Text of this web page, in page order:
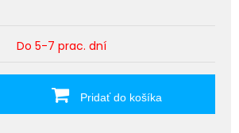
Do 5-7 prac. dní
Pridať do košíka